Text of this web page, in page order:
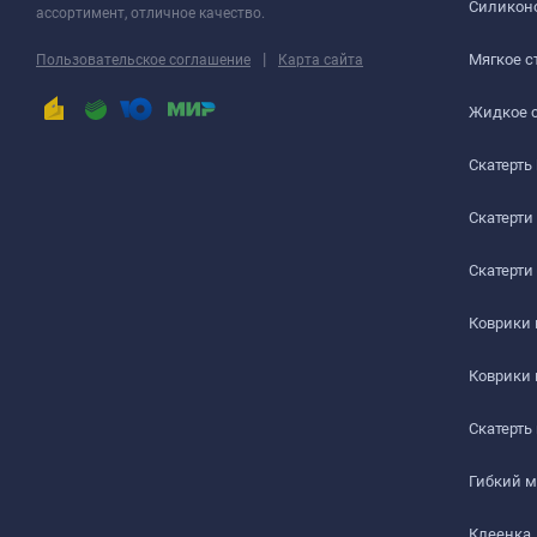
РАБОЧИЙ СТОЛ
ЖУРНАЛЬНЫЙ СТОЛ
Сразу после распаковки пленки может
ассортимент, отличное качество.
Пользовательское соглашение | Карта сайта Мягкое
Жидкое
Коврики
Гибкий